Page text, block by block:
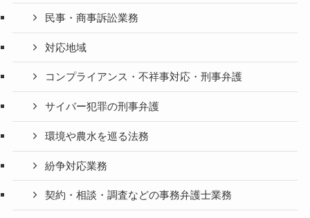
民事・商事訴訟業務
対応地域
コンプライアンス・不祥事対応・刑事弁護
サイバー犯罪の刑事弁護
環境や農水を巡る法務
紛争対応業務
契約・相談・調査などの事務弁護士業務